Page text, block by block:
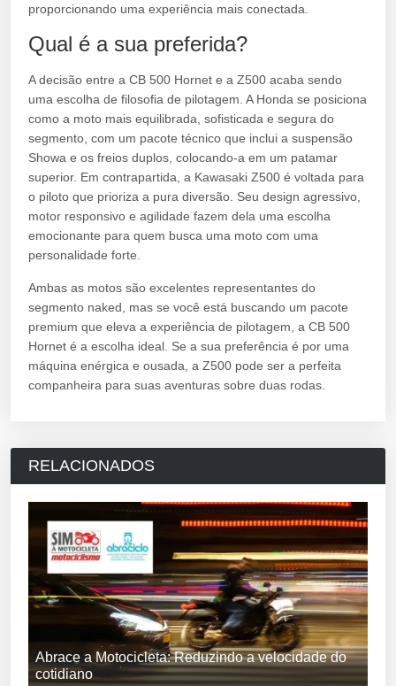
proporcionando uma experiência mais conectada.
Qual é a sua preferida?
A decisão entre a CB 500 Hornet e a Z500 acaba sendo
uma escolha de filosofia de pilotagem. A Honda se posiciona
como a moto mais equilibrada, sofisticada e segura do
segmento, com um pacote técnico que inclui a suspensão
Showa e os freios duplos, colocando-a em um patamar
superior. Em contrapartida, a Kawasaki Z500 é voltada para
o piloto que prioriza a pura diversão. Seu design agressivo,
motor responsivo e agilidade fazem dela uma escolha
emocionante para quem busca uma moto com uma
personalidade forte.
Ambas as motos são excelentes representantes do
segmento naked, mas se você está buscando um pacote
premium que eleva a experiência de pilotagem, a CB 500
Hornet é a escolha ideal. Se a sua preferência é por uma
máquina enérgica e ousada, a Z500 pode ser a perfeita
companheira para suas aventuras sobre duas rodas.
RELACIONADOS
Abrace a Motocicleta: Reduzindo a velocidade do
cotidiano